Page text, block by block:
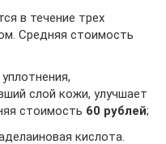
в течение трех
Средняя стоимость
слой кожи, улучшает
стоимость 60 рублей;
кислота.